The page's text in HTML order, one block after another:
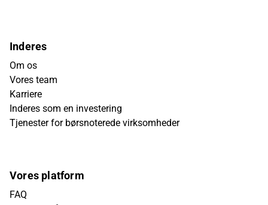
Inderes
Om os
Vores team
Karriere
Inderes som en investering
Tjenester for børsnoterede virksomheder
Vores platform
FAQ